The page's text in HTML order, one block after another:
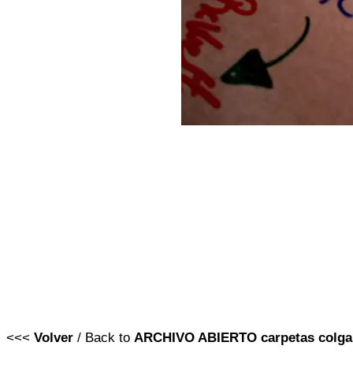
<<< Volver / Back to ARCHIVO ABIERTO carpetas